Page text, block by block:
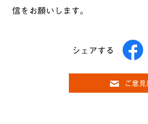
信をお願いします。
シェアする
ご意